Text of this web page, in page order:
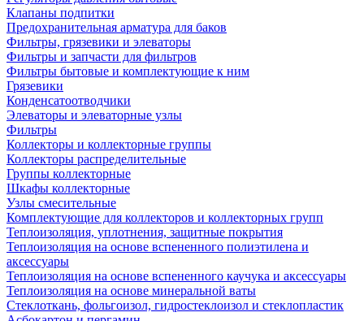
Клапаны подпитки
Предохранительная арматура для баков
Фильтры, грязевики и элеваторы
Фильтры и запчасти для фильтров
Фильтры бытовые и комплектующие к ним
Грязевики
Конденсатоотводчики
Элеваторы и элеваторные узлы
Фильтры
Коллекторы и коллекторные группы
Коллекторы распределительные
Группы коллекторные
Шкафы коллекторные
Узлы смесительные
Комплектующие для коллекторов и коллекторных групп
Теплоизоляция, уплотнения, защитные покрытия
Теплоизоляция на основе вспененного полиэтилена и
аксессуары
Теплоизоляция на основе вспененного каучука и аксессуары
Теплоизоляция на основе минеральной ваты
Стеклоткань, фольгоизол, гидростеклоизол и стеклопластик